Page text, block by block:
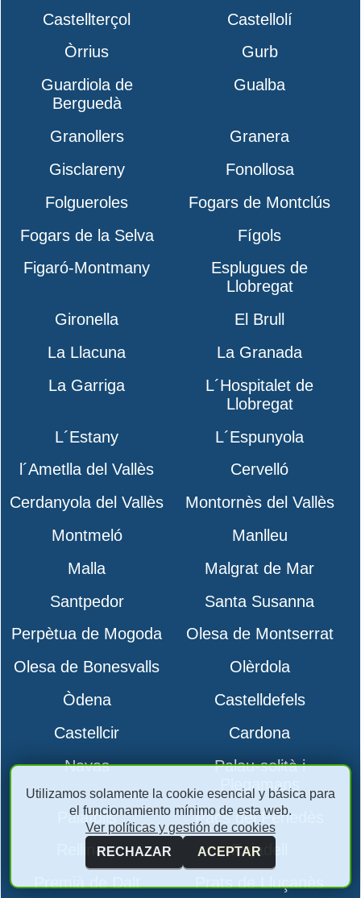
Castellterçol
Castellolí
Òrrius
Gurb
Guardiola de
Berguedà
Gualba
Granollers
Granera
Gisclareny
Fonollosa
Folgueroles
Fogars de Montclús
Fogars de la Selva
Fígols
Figaró-Montmany
Esplugues de
Llobregat
Gironella
El Brull
La Llacuna
La Granada
La Garriga
L´Hospitalet de
Llobregat
L´Estany
L´Espunyola
l´Ametlla del Vallès
Cervelló
Cerdanyola del Vallès
Montornès del Vallès
Montmeló
Manlleu
Malla
Malgrat de Mar
Santpedor
Santa Susanna
Perpètua de Mogoda
Olesa de Montserrat
Olesa de Bonesvalls
Olèrdola
Òdena
Castelldefels
Castellcir
Cardona
Navas
Palau-solità i
Plegamans
Palafolls
Pacs del Penedès
Rellinars
Rajadell
Premià de Dalt
Prats de Lluçanès
Utilizamos solamente la cookie esencial y básica para
el funcionamiento mínimo de esta web.
Ver políticas y gestión de cookies
RECHAZAR
ACEPTAR